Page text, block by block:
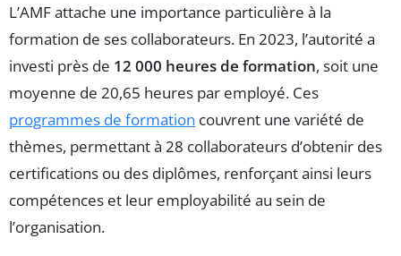
L’AMF attache une importance particulière à la
formation de ses collaborateurs. En 2023, l’autorité a
investi près de 12 000 heures de formation, soit une
moyenne de 20,65 heures par employé. Ces
programmes de formation couvrent une variété de
thèmes, permettant à 28 collaborateurs d’obtenir des
certifications ou des diplômes, renforçant ainsi leurs
compétences et leur employabilité au sein de
l’organisation.